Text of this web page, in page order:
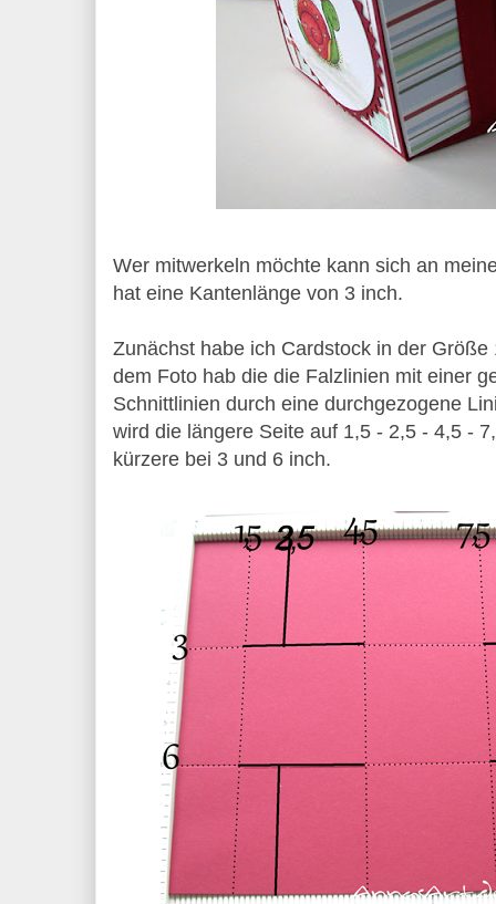
Wer mitwerkeln möchte kann sich an
hat eine Kantenlänge von 3 inch.
Zunächst habe ich Cardstock in der
dem Foto hab die die Falzlinien mit einer
Schnittlinien durch eine durchgezogene
wird die längere Seite auf 1,5 - 2,5 - 4,5 -
kürzere bei 3 und 6 inch.